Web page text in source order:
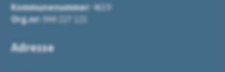
Kommunenummer: 4619
Org.nr: 944 227 121
Adresse